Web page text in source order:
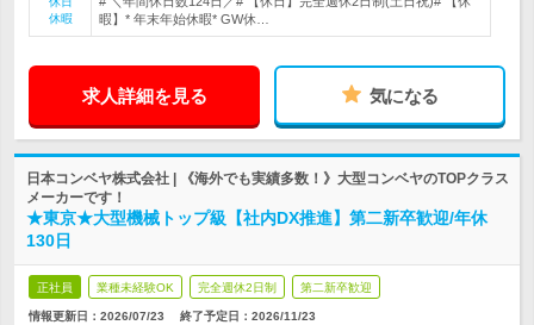
休暇
暇】* 年末年始休暇* GW休…
求人詳細を見る 気になる
日本コンベヤ株式会社 | 《海外でも実績多数！》大型コンベヤのTOPクラス
メーカーです！
★東京★大型機械トップ級【社内DX推進】第二新卒歓迎/年休
130日
正社員 業種未経験OK 完全週休2日制 第二新卒歓迎
情報更新日：2026/07/23 終了予定日： 2026/11/23